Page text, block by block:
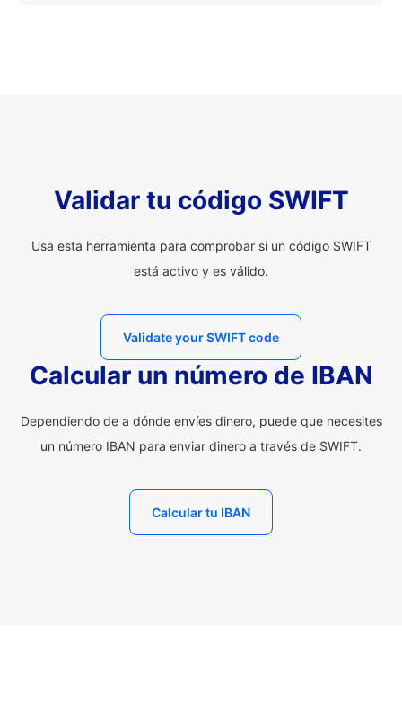
Validar tu código SWIFT
Usa esta herramienta para comprobar si un código SWIFT
está activo y es válido.
Validate your SWIFT code
Calcular un número de IBAN
Dependiendo de a dónde envíes dinero, puede que necesites
un número IBAN para enviar dinero a través de SWIFT.
Calcular tu IBAN